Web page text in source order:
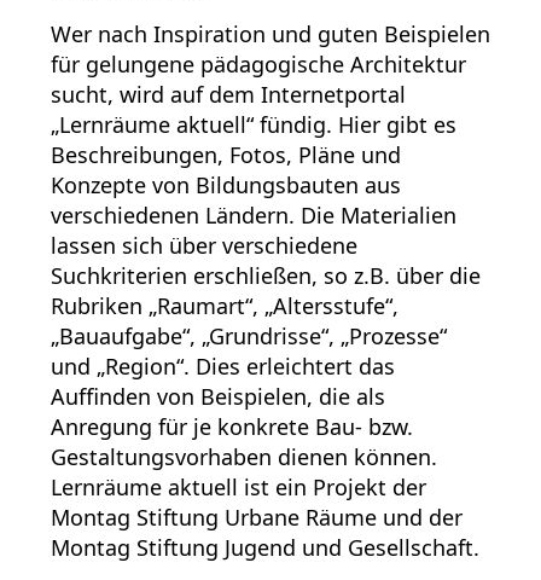
Wer nach Inspiration und guten Beispielen
für gelungene pädagogische Architektur
sucht, wird auf dem Internetportal
„Lernräume aktuell“ fündig. Hier gibt es
Beschreibungen, Fotos, Pläne und
Konzepte von Bildungsbauten aus
verschiedenen Ländern. Die Materialien
lassen sich über verschiedene
Suchkriterien erschließen, so z.B. über die
Rubriken „Raumart“, „Altersstufe“,
„Bauaufgabe“, „Grundrisse“, „Prozesse“
und „Region“. Dies erleichtert das
Auffinden von Beispielen, die als
Anregung für je konkrete Bau- bzw.
Gestaltungsvorhaben dienen können.
Lernräume aktuell ist ein Projekt der
Montag Stiftung Urbane Räume und der
Montag Stiftung Jugend und Gesellschaft.